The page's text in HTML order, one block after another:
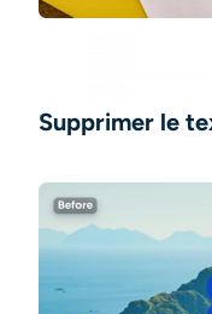
Supprimer le